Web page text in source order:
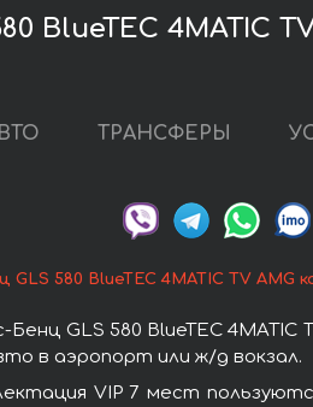
BlueTEC 4MATIC
ТРАНСФЕРЫ
580 BlueTEC 4MATIC TV AMG
GLS 580 BlueTEC
в аэропорт или ж/д вокзал.
VIP 7 мест